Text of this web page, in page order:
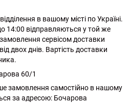
в вашому місті по Україні.
14:00 відправляються у той же
сервісом доставки
двох днів. Вартість доставки
60/1
замовлення самостійно в нашому
за адресою: Бочарова